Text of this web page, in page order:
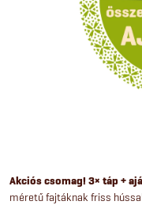
Akciós csomag! 3× táp +
méretű fajtáknak friss